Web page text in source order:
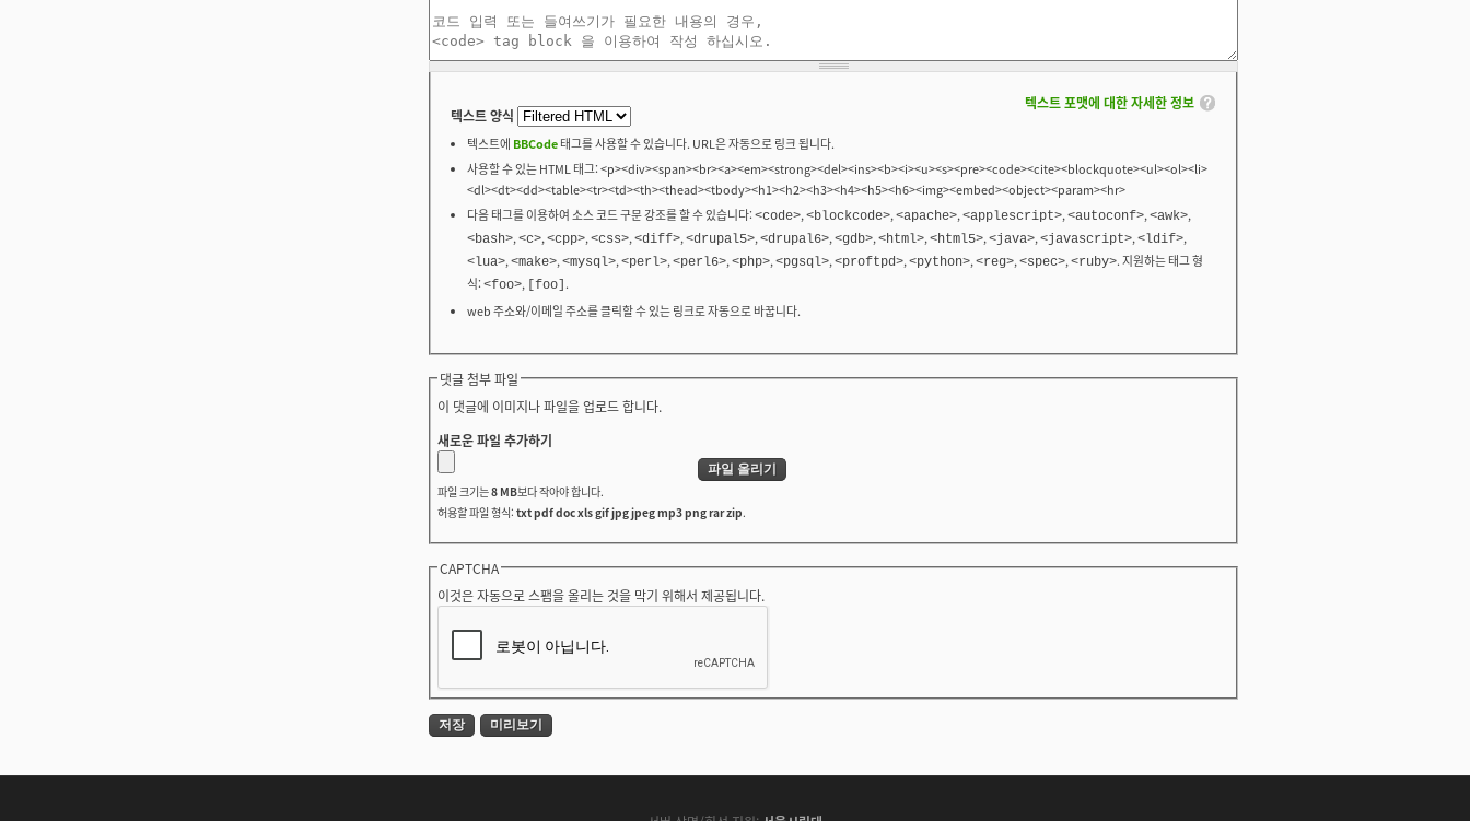
텍스트 포맷에 대한 자세한 정보
텍스트 양식
텍스트에 BBCode태그를 사용할 수 있습니다. URL은 자동으로 링크 됩니다.
사용할 수 있는 HTML 태그: <p><div><span><br><a><em><strong><del><ins><b><i><u><s><pre><code><cite><blockquote><ul><ol><li>
<dl><dt><dd><table><tr><td><th><thead><tbody><h1><h2><h3><h4><h5><h6><img><embed><object><param><hr>
다음 태그를 이용하여 소스 코드 구문 강조를 할 수 있습니다: <code>, <blockcode>, <apache>, <applescript>, <autoconf>, <awk>,
<bash>, <c>, <cpp>, <css>, <diff>, <drupal5>, <drupal6>, <gdb>, <html>, <html5>, <java>, <javascript>, <ldif>,
<lua>, <make>, <mysql>, <perl>, <perl6>, <php>, <pgsql>, <proftpd>, <python>, <reg>, <spec>, <ruby>. 지원하는 태그 형
식: <foo>, [foo] .
web 주소와/이메일 주소를 클릭할 수 있는 링크로 자동으로 바꿉니다.
댓글 첨부 파일
이 댓글에 이미지나 파일을 업로드 합니다.
새로운 파일 추가하기
파일 크기는8 MB보다 작아야 합니다.
허용할 파일 형식: txt pdf doc xls gif jpg jpeg mp3 png rar zip.
CAPTCHA
이것은 자동으로 스팸을 올리는 것을 막기 위해서 제공됩니다.